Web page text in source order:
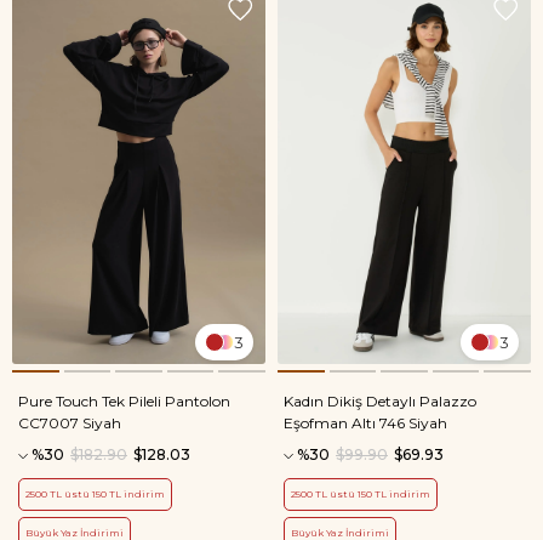
3
Pure Touch Tek Pileli Pantolon
CC7007 Siyah
%30
$128.03
$182.90
2500 TL üstü 150 TL indirim
Büyük Yaz İndirimi
3
Kadın Dikiş Detaylı Palazzo
Eşofman Altı 746 Siyah
%30
$69.93
$99.90
2500 TL üstü 150 TL indirim
Büyük Yaz İndirimi